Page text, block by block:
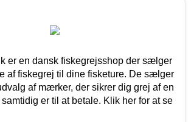
er en dansk fiskegrejsshop der sælger
af fiskegrej til dine fisketure. De sælger
af mærker, der sikrer dig grej af en
er til at betale. Klik her for at se